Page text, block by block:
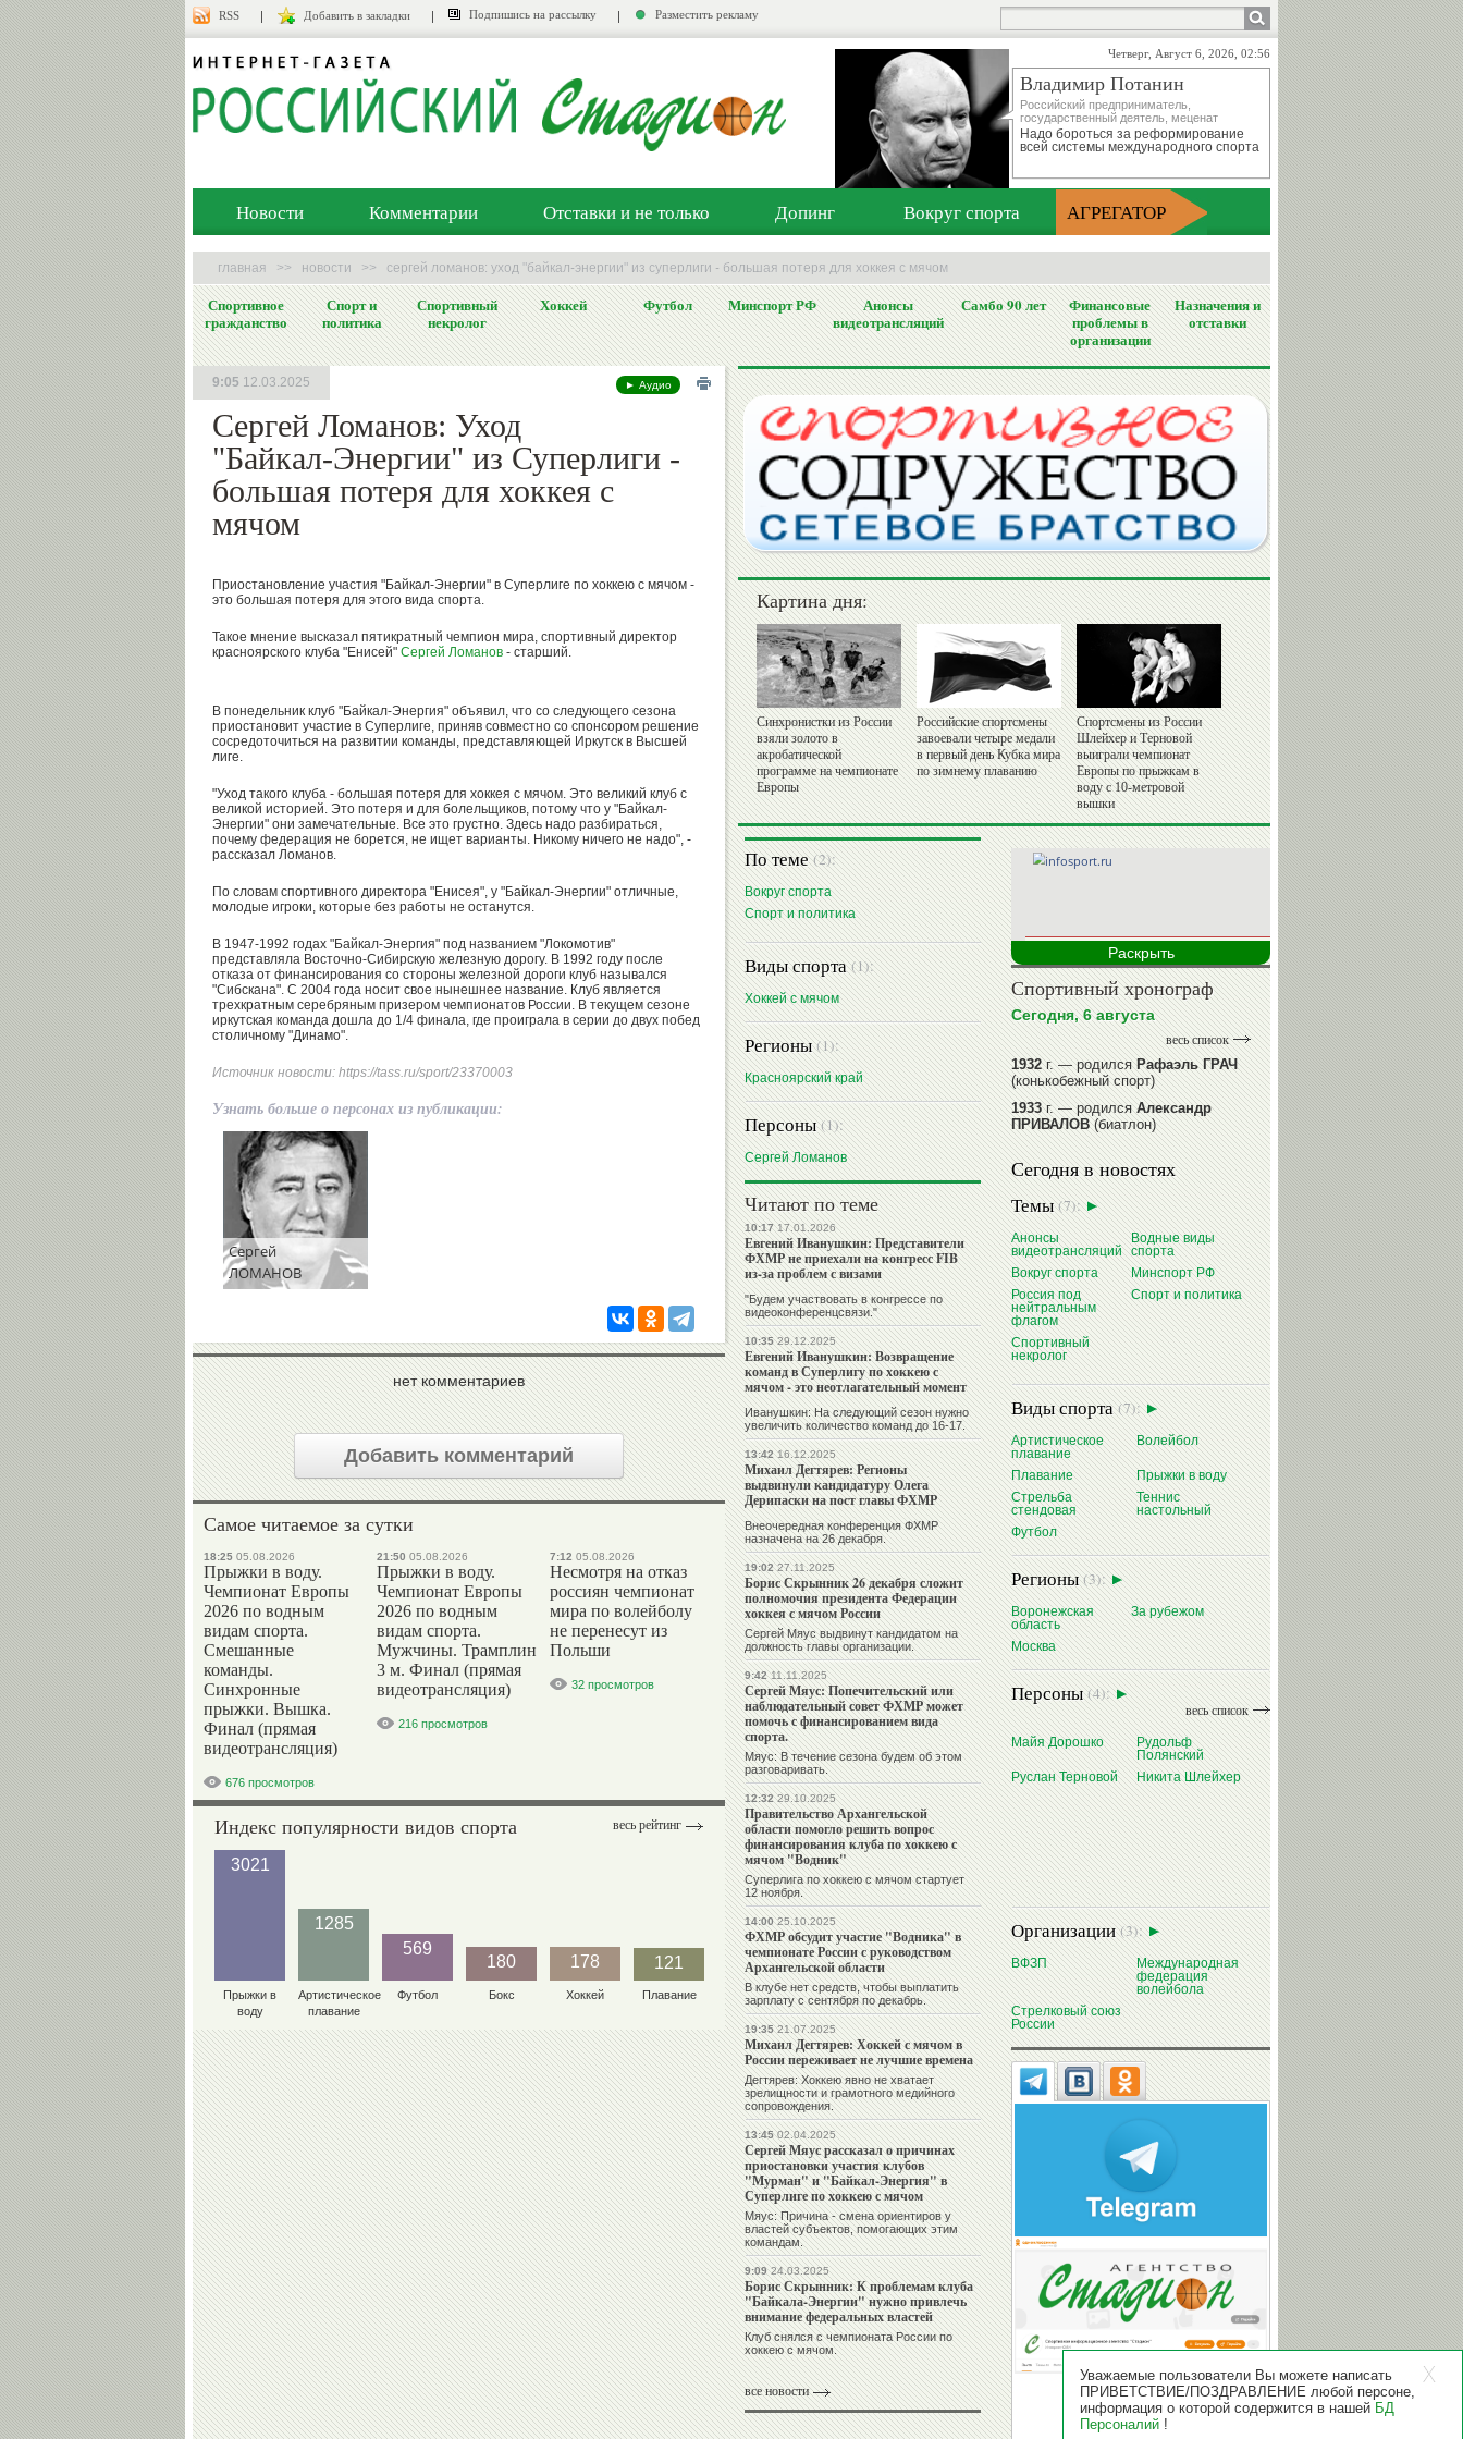
RSS Добавить в закладки Подпишись на рассылку Разместить рекламу
Четверг, Август 6, 2026, 02:56
Владимир Потанин
Российский предприниматель,
государственный деятель, меценат
Надо бороться за реформирование
всей системы международного спорта
Новости Комментарии Отставки и не только Допинг Вокруг спорта АГРЕГАТОР
главная >> новости >> сергей ломанов: уход "байкал-энергии" из суперлиги - большая потеря для хоккея с мячом
Спортивное
гражданство
Спорт и
политика
Спортивный
некролог
Хоккей Футбол Минспорт РФ
Анонсы
видеотрансляций
Самбо 90 лет
Финансовые
проблемы в
организации
Назначения и
отставки
► Аудио
Сергей Ломанов: Уход
"Байкал-Энергии" из Суперлиги -
большая потеря для хоккея с
мячом
9:05 12.03.2025
Приостановление участия "Байкал-Энергии" в Суперлиге по хоккею с мячом -
это большая потеря для этого вида спорта.
Такое мнение высказал пятикратный чемпион мира, спортивный директор
красноярского клуба "Енисей" Сергей Ломанов - старший.
В понедельник клуб "Байкал-Энергия" объявил, что со следующего сезона
приостановит участие в Суперлиге, приняв совместно со спонсором решение
сосредоточиться на развитии команды, представляющей Иркутск в Высшей
лиге.
"Уход такого клуба - большая потеря для хоккея с мячом. Это великий клуб с
великой историей. Это потеря и для болельщиков, потому что у "Байкал-
Энергии" они замечательные. Все это грустно. Здесь надо разбираться,
почему федерация не борется, не ищет варианты. Никому ничего не надо", -
рассказал Ломанов.
По словам спортивного директора "Енисея", у "Байкал-Энергии" отличные,
молодые игроки, которые без работы не останутся.
В 1947-1992 годах "Байкал-Энергия" под названием "Локомотив"
представляла Восточно-Сибирскую железную дорогу. В 1992 году после
отказа от финансирования со стороны железной дороги клуб назывался
"Сибскана". С 2004 года носит свое нынешнее название. Клуб является
трехкратным серебряным призером чемпионатов России. В текущем сезоне
иркутская команда дошла до 1/4 финала, где проиграла в серии до двух побед
столичному "Динамо".
Источник новости: https://tass.ru/sport/23370003
Узнать больше о персонах из публикации:
Сергей
ЛОМАНОВ
нет комментариев
Добавить комментарий
Самое читаемое за сутки
18:25 05.08.2026
Прыжки в воду.
Чемпионат Европы
2026 по водным
видам спорта.
Смешанные
команды.
Синхронные
прыжки. Вышка.
Финал (прямая
видеотрансляция)
676 просмотров
21:50 05.08.2026
Прыжки в воду.
Чемпионат Европы
2026 по водным
видам спорта.
Мужчины. Трамплин
3 м. Финал (прямая
видеотрансляция)
216 просмотров
7:12 05.08.2026
Несмотря на отказ
россиян чемпионат
мира по волейболу
не перенесут из
Польши
32 просмотров
весь рейтинг
Индекс популярности видов спорта
3021
Прыжки в
воду
1285
Артистическое
плавание
569
Футбол
180
Бокс
178
Хоккей
121
Плавание
Картина дня:
Синхронистки из России
взяли золото в
акробатической
программе на чемпионате
Европы
Российские спортсмены
завоевали четыре медали
в первый день Кубка мира
по зимнему плаванию
Спортсмены из России
Шлейхер и Терновой
выиграли чемпионат
Европы по прыжкам в
воду с 10-метровой
вышки
По теме(2):
Вокруг спорта
Спорт и политика
Виды спорта(1):
Хоккей с мячом
Регионы(1):
Красноярский край
Персоны(1):
Сергей Ломанов
Читают по теме
10:1717.01.2026
Евгений Иванушкин: Представители
ФХМР не приехали на конгресс FIB
из-за проблем с визами
"Будем участвовать в конгрессе по
видеоконференцсвязи."
10:3529.12.2025
Евгений Иванушкин: Возвращение
команд в Суперлигу по хоккею с
мячом - это неотлагательный момент
Иванушкин: На следующий сезон нужно
увеличить количество команд до 16-17.
13:4216.12.2025
Михаил Дегтярев: Регионы
выдвинули кандидатуру Олега
Дерипаски на пост главы ФХМР
Внеочередная конференция ФХМР
назначена на 26 декабря.
19:0227.11.2025
Борис Скрынник 26 декабря сложит
полномочия президента Федерации
хоккея с мячом России
Сергей Мяус выдвинут кандидатом на
должность главы организации.
9:4211.11.2025
Сергей Мяус: Попечительский или
наблюдательный совет ФХМР может
помочь с финансированием вида
спорта.
Мяус: В течение сезона будем об этом
разговаривать.
12:3229.10.2025
Правительство Архангельской
области помогло решить вопрос
финансирования клуба по хоккею с
мячом "Водник"
Суперлига по хоккею с мячом стартует
12 ноября.
14:0025.10.2025
ФХМР обсудит участие "Водника" в
чемпионате России с руководством
Архангельской области
В клубе нет средств, чтобы выплатить
зарплату с сентября по декабрь.
19:3521.07.2025
Михаил Дегтярев: Хоккей с мячом в
России переживает не лучшие времена
Дегтярев: Хоккею явно не хватает
зрелищности и грамотного медийного
сопровождения.
13:4502.04.2025
Сергей Мяус рассказал о причинах
приостановки участия клубов
"Мурман" и "Байкал-Энергия" в
Суперлиге по хоккею с мячом
Мяус: Причина - смена ориентиров у
властей субъектов, помогающих этим
командам.
9:0924.03.2025
Борис Скрынник: К проблемам клуба
"Байкала-Энергии" нужно привлечь
внимание федеральных властей
Клуб снялся с чемпионата России по
хоккею с мячом.
все новости
Раскрыть
Спортивный хронограф
Сегодня, 6 августа
весь список
1932г. — родилсяРафаэль ГРАЧ
(конькобежный спорт)
1933г. — родилсяАлександр
ПРИВАЛОВ(биатлон)
1939г. — родилсяАнатолий
ИОНОВ(хоккей)
1939г. — родилсяАнатолий
ЦАРИК(борьба вольная)
1946г. — родилсяВиктор
БАЖЕНОВ(фехтование)
читать далее
Сегодня в новостях
Темы(7):
Анонсы
видеотрансляций
Водные виды
спорта
Вокруг спорта
Минспорт РФ
Россия под
нейтральным
флагом
Спорт и политика
Спортивный
некролог
Виды спорта(7):
Артистическое
плавание
Волейбол
Плавание
Прыжки в воду
Стрельба
стендовая
Теннис
настольный
Футбол
Регионы(3):
Воронежская
область
За рубежом
Москва
Персоны(4):
весь список
Майя Дорошко
Рудольф
Полянский
Руслан Терновой
Никита Шлейхер
Организации(3):
ВФЗП
Международная
федерация
волейбола
Стрелковый союз
России
Уважаемые пользователи Вы можете написать
ПРИВЕТСТВИЕ/ПОЗДРАВЛЕНИЕ любой персоне,
информация о которой содержится в нашей БД
Персоналий !